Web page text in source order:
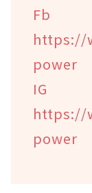
https://
power
https://
power